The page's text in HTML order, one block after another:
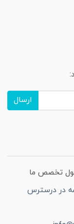
ارسال
تخصص ما
همیشه در درسترس